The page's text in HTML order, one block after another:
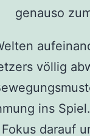
genauso
völlig
ins
darauf